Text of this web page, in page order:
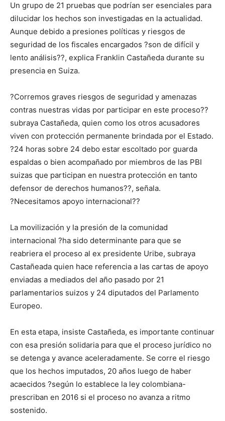
Un grupo de 21 pruebas que podrían ser esenciales para
dilucidar los hechos son investigadas en la actualidad.
Aunque debido a presiones políticas y riesgos de
seguridad de los fiscales encargados ?son de difícil y
lento análisis??, explica Franklin Castañeda durante su
presencia en Suiza.
?Corremos graves riesgos de seguridad y amenazas
contras nuestras vidas por participar en este proceso??
subraya Castañeda, quien como los otros acusadores
viven con protección permanente brindada por el Estado.
?24 horas sobre 24 debo estar escoltado por guarda
espaldas o bien acompañado por miembros de las PBI
suizas que participan en nuestra protección en tanto
defensor de derechos humanos??, señala.
?Necesitamos apoyo internacional??
La movilización y la presión de la comunidad
internacional ?ha sido determinante para que se
reabriera el proceso al ex presidente Uribe, subraya
Castañeada quien hace referencia a las cartas de apoyo
enviadas a mediados del año pasado por 21
parlamentarios suizos y 24 diputados del Parlamento
Europeo.
En esta etapa, insiste Castañeda, es importante continuar
con esa presión solidaria para que el proceso jurídico no
se detenga y avance aceleradamente. Se corre el riesgo
que los hechos imputados, 20 años luego de haber
acaecidos ?según lo establece la ley colombiana-
prescriban en 2016 si el proceso no avanza a ritmo
sostenido.